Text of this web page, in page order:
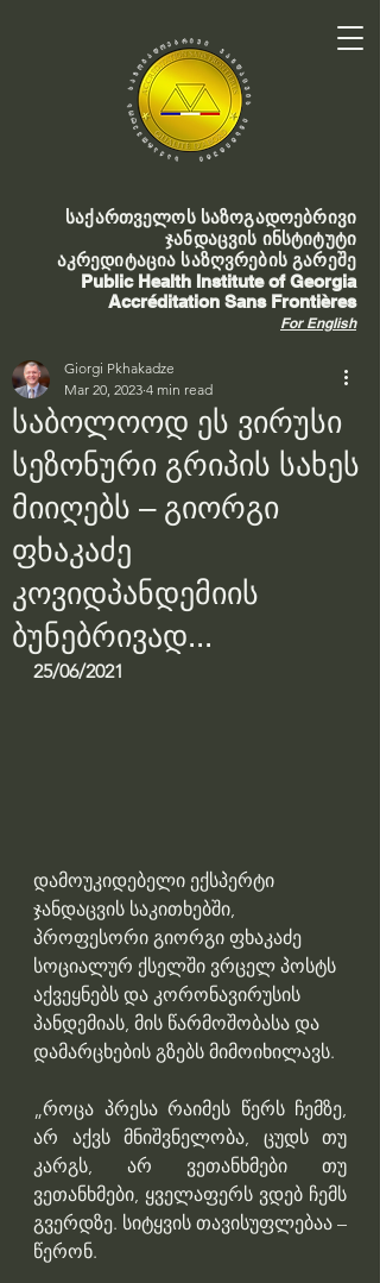
საქართველოს საზოგადოებრივი
ჯანდაცვის ინსტიტუტი
აკრედიტაცია საზღვრების გარეშე
Public Health Institute of Georgia
Accréditation Sans Frontières
For English
საბოლოოდ ეს ვირუსი
სეზონური გრიპის სახეს
მიიღებს – გიორგი
ფხაკაძე
კოვიდპანდემიის
ბუნებრივად...
Giorgi Pkhakadze
Mar 20, 2023 4 min read
25/06/2021
დამოუკიდებელი ექსპერტი
ჯანდაცვის საკითხებში,
პროფესორი გიორგი ფხაკაძე
სოციალურ ქსელში ვრცელ პოსტს
აქვეყნებს და კორონავირუსის
პანდემიას, მის წარმოშობასა და
დამარცხების გზებს მიმოიხილავს.
„როცა პრესა რაიმეს წერს ჩემზე,
არ აქვს მნიშვნელობა, ცუდს თუ
კარგს, არ ვეთანხმები თუ
ვეთანხმები, ყველაფერს ვდებ ჩემს
გვერდზე. სიტყვის თავისუფლებაა –
წერონ.